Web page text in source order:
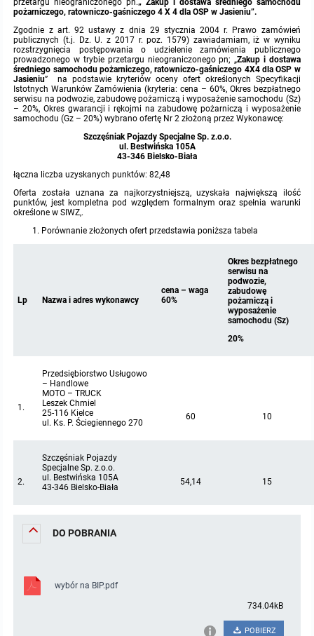
Protokoły z posiedzeń sesji 2014
Protokoły z posiedzeń sesji 2013
Protokoły z posiedzeń sesji 2010
Dyżury Przewodniczącego Rady Gminy
Zarządzenia w 2009
Oświadczenia kandydata
Informacja o wynikach naboru
Publicznie dostępny wykaz danych o środowisku
Rejestr działalności regulowanej
Roczne sprawozdania z gospodarki odpadami
Sprawozdanie okresowe z realizacji programu ochrony powietrza
Kontrole
Przetargi
Platforma e-Zamówienia
Informacja z otwarcia ofert
Plan Postępowań
Gminna Ewidencja Zabytków Gminy Lasowice Wielkie
Obowiązujące
W trakcie opracowania
Miejscowe plany zagospodarowania przestrzennego
Obowiązujące
Plan ogólny gminy
W trakcie opracowania
Wnioski o sporządzenie lub zmianę planów ogólnych lub planów miejscowych
Analizy zmian w zagospodarowaniu przestrzennym
Archiwum BIP
OGŁOSZENIA
Taryfy dla zbiorowego zaopatrzenia w wodę i zbiorowego odprowadzania
Raport o stanie gminy
Gminna Komisja Rozwiązywania Problemów Alkoholowych
Wybory Ławników 2024r.
przetargu nieograniczonego pn.„ Zakup i dostawa średniego samochodu
pożarniczego, ratowniczo-gaśniczego 4 X 4 dla OSP w Jasieniu”.
Zgodnie z art. 92 ustawy z dnia 29 stycznia 2004 r. Prawo zamówień
publicznych (t.j. Dz. U. z 2017 r. poz. 1579) zawiadamiam, iż w wyniku
rozstrzygnięcia postępowania o udzielenie zamówienia publicznego
prowadzonego w trybie przetargu nieograniczonego pn; „Zakup i dostawa
średniego samochodu pożarniczego, ratowniczo-gaśniczego 4X4 dla OSP w
Jasieniu” na podstawie kryteriów oceny ofert określonych Specyfikacji
Istotnych Warunków Zamówienia (kryteria: cena – 60%, Okres bezpłatnego
serwisu na podwozie, zabudowę pożarniczą i wyposażenie samochodu (Sz)
– 20%, Okres gwarancji i rękojmi na zabudowę pożarniczą i wyposażenie
samochodu (Gz – 20%) wybrano ofertę Nr 2 złożoną przez Wykonawcę:
Szczęśniak Pojazdy Specjalne Sp. z.o.o.
ul. Bestwińska 105A
43-346 Bielsko-Biała
łączna liczba uzyskanych punktów: 82,48
Oferta została uznana za najkorzystniejszą, uzyskała największą ilość
punktów, jest kompletna pod względem formalnym oraz spełnia warunki
określone w SIWZ,.
Porównanie złożonych ofert przedstawia poniższa tabela
Lp Nazwa i adres wykonawcy
cena – waga
60%
Okres bezpłatnego
serwisu na
podwozie,
zabudowę
pożarniczą i
wyposażenie
samochodu (Sz)
20%
1.
Przedsiębiorstwo Usługowo
– Handlowe
MOTO – TRUCK
Leszek Chmiel
25-116 Kielce
ul. Ks. P. Ściegiennego 270
60 10
2.
Szczęśniak Pojazdy
Specjalne Sp. z.o.o.
ul. Bestwińska 105A
43-346 Bielsko-Biała
54,14 15
DO POBRANIA
wybór na BIP.pdf
734.04kB
POBIERZ